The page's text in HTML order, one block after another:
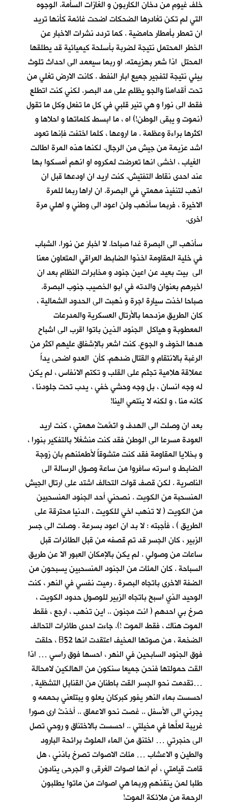
خلف غيوم من دخان الكاربون و الغازات السأمة. الوجوه
التي لم تكن تغادرها الضحكات اضحت غائمة كأنها تريد
ان تمطر بأمطار حامضية . كما تردد نشرات الاخبار عن
الخطر المحتمل نتيجة لضربة بأسلحة كيميائية قد يطلقها
المحتل اذا شعر بهزيمته. او ربما سيعمد الى احداث تلوث
بيئي نتيجة لتفجير جميع ابار النفط . كانت الارض تغلي من
تحت أقدامنا والجو يظلم على مد البصر. لكني كنت اتطلع
فقط الى نورا و هي تنير قلبي في كل ما تفعل وكل ما تقول
(نموت و يبقى الوطن!) اه ، ما ابسط كلماتها و احلاها و
اكثرها براءة وعظمة . ما اروعها ، كلما اختفت فإنها تعود
اشد عزيمة من جيش من الرجال. لكنها هذه المرة اطالت
الغياب ، اخشى انها تعرضت لمكروه او انهم أمسكوا بها
عند احدى نقاط التفتيش. كنت اريد ان اودعها قبل ان
اذهب لتنفيذ مهمتي في البصرة. ان اراها ربما للمرة
الاخيرة ، فربما سأذهب ولن اعود الى وطني و اهلي مرة
اخرى.
سأذهب الى البصرة غدا صباحا. لا اخبار عن نورا. الشباب
في خلية المقاومة اخذوا الضابط العراقي المتعاون معنا
الى بيت بعيد عن اعين جنود و مخابرات النظام بعد ان
اخبرهم بعنوان والدته في ابو الخصيب جنوب البصرة.
صباحا اخذت سيارة اجرة و ذهبت الى الحدود الشمالية ،
كان الطريق مزدحما بالأرتال العسكرية والمدرعات
المعطوبة و هياكل الجنود الذين باتوا اقرب الى اشباح
هدها الخوف و الجوع. كنت اشعر بالإشفاق عليهم اكثر من
الرغبة بالانتقام و القتال ضدهم. كأن العدو اضحى يداً
عملاقة هلامية تجثم على القلب و تكتم الانفاس ، لم يكن
له وجه انسان ، بل وجه وحشي خفي ، يدب تحت جلودنا ،
كانه منا ، و لكنه لا ينتمي الينا!
بعد ان وصلت الى الهدف و اتَمَّمتُ مهمتي ، كنت اريد
العودة مسرعا الى الوطن فقد كنت منشغلا بالتفكير بنورا ،
و بخلايا المقاومة فقد كنت متشوقاً لأطمئنهم بان زوجة
الضابط و اسرته سافروا من ساعة وصول الرسالة الى
الناصرية . لكن قصف قوات التحالف اشتد على ارتال الجيش
المنسحبة من الكويت . نصحني أحد الجنود المنسحبين
من الكويت ( لا تذهب اخي للكويت ، الدنيا محترقة على
الطريق ) ، فأجبته : لا بد ان اعود بسرعة . وصلت الى جسر
الزبير ، كان الجسر قد تم قصفه من قبل الطائرات قبل
ساعات من وصولي . لم يكن بالإمكان العبور الا عن طريق
السباحة . كان المئات من الجنود المنسحبين يسبحون من
الضفة الاخرى باتجاه البصرة . رميت نفسي في النهر ، كنت
الوحيد الذي اسبح باتجاه الزبير للوصول حدود الكويت ،
صرخ بي احدهم ( انت مجنون .. اين تذهب ، ارجع ، فقط
الموت هناك ، فقط الموت !). جاءت احدى طائرات التحالف
الضخمة ، من صوتها المخيف اعتقدت انها B52 ، حلقت
فوق الجنود السابحين في النهر ، احسها فوق راسي … اذا
القت حمولتها فنحن جميعا سنكون من الهالكين لامحالة
…تقدمت نحو الجسر القت باطنان من القنابل التشظية ,
احسست بماء النهر يفور كبركان يعلو و يبتلعني بحممه و
يجرني الى الأسفل .. غصت نحو الاعماق .. أخذتُ ارى صورا
غريبة لعلَّها في مخيلتي .. احسست بالاختناق و روحي تصل
الى حنجرتي … اختنق من الماء الملوث برائحة البارود
والطين و الاعشاب … مئات الاصوات تصرخ باذني ، هل
قامت قيامتي ، أم انها اصوات الغرقى و الجرحى ينادون
طلبا لمن ينقذهم وربما هي اصوات من ماتوا يطلبون
الرحمة من ملائكة الموت!